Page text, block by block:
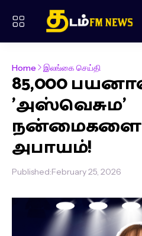
Home இலங்கை செய்தி
85,000
'அஸ்வெசும'
நன்மைகளை
அபாயம்!
Published:February 25, 2026